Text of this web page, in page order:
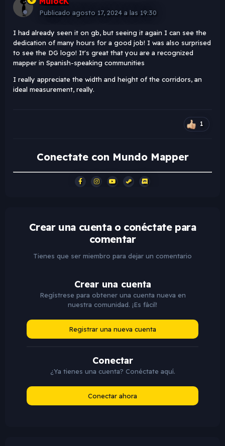
Publicado agosto 17, 2024 a las 19:30
I had already seen it on gb, but seeing it again I can see the
dedication of many hours for a good job! I was also surprised
to see the DG logo! It's great that you are a recognized
mapper in Spanish-speaking communities
I really appreciate the width and height of the corridors, an
ideal measurement, really.
1
Conectate con Mundo Mapper
Crear una cuenta o conéctate para
comentar
Tienes que ser miembro para dejar un comentario
Crear una cuenta
Regístrese para obtener una cuenta nueva en
nuestra comunidad. ¡Es fácil!
Registrar una nueva cuenta
Conectar
¿Ya tienes una cuenta? Conéctate aquí.
Conectar ahora